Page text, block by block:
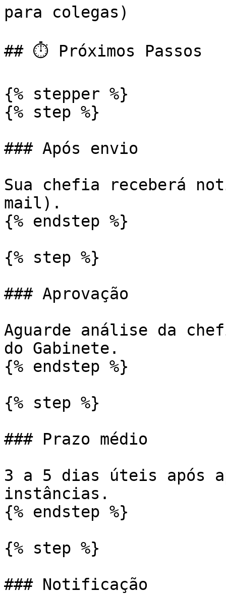
para colegas)
## ⏱️ Próximos Passos
{% stepper %}
{% step %}
### Após envio
Sua chefia receberá
mail).
{% endstep %}
{% step %}
### Aprovação
Aguarde análise da
do Gabinete.
{% endstep %}
{% step %}
### Prazo médio
3 a 5 dias úteis após
instâncias.
{% endstep %}
{% step %}
### Notificação